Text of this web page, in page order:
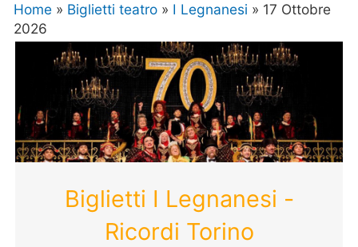
Home » Biglietti teatro » I Legnanesi » 17 Ottobre
2026
Biglietti I Legnanesi -
Ricordi Torino